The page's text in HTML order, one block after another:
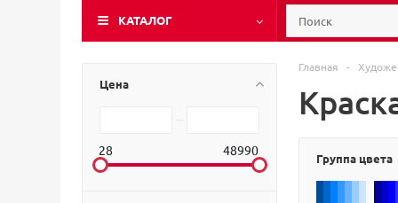
КАТАЛОГ
Цена
28 48990
Главная -
Группа цвета